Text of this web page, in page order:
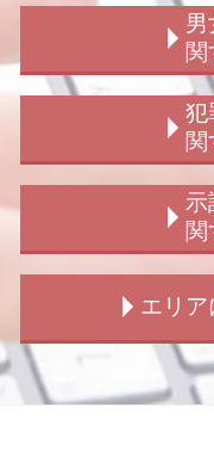
刑事事件 流れ
刑事弁護 被害
刑事事件 判決
恐喝罪 構成要件
拘禁刑 懲役 違い
刑事事件 告訴
強盗未遂 量刑
刑事事件 加害
刑事弁護 どこ
刑事弁護 冤罪
不同意性交等罪
刑事事件 訴える
刑事事件 民事 違
交通事故 解決
歩行者 信号無視
交通事故 賠償金
交通事故 弁護
交通事故 裁判
交通事故 解決
交通事故 弁護士
交通事故 問題
交通事故 請求
交通事故 請求
交通事故 裁判
交通事故 解決
交通事故 問題
男
ストーカー被害
ストーカー被害
結婚詐欺 訴え
会社 男女トラ
男女トラブル
結婚詐欺 慰謝料
婚約破棄 慰謝
子供の認知 手
結婚詐欺 訴える
結婚詐欺 弁護士
犯
犯罪被害給付制
犯罪被害給付制
犯罪被害給付制
犯罪被害給付制
犯罪被害者支援
のぞき被害 相談
示
示談交渉 被害
示談交渉 弁護士
損害賠償 示談
損害賠償 示談 訴
エリア
新宿 不倫トラ
新宿 交通事故 示